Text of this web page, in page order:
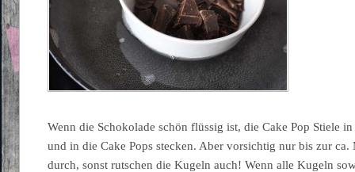
Wenn die Schokolade schön flüssig ist, die Cake Pop Stiele
und in die Cake Pops stecken. Aber vorsichtig nur bis zur ca.
durch, sonst rutschen die Kugeln auch! Wenn alle Kugeln